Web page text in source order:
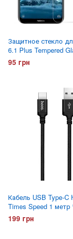
Защитное стекло
6.1 Plus Tempered
95 грн
Кабель USB Type-C
Times Speed 1
199 грн